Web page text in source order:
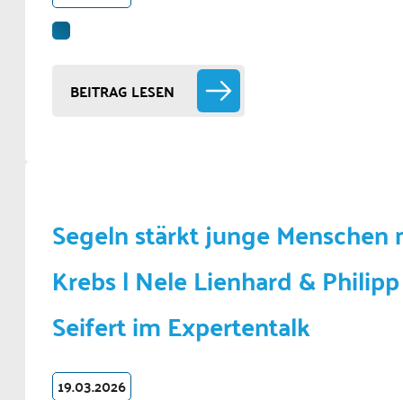
BEITRAG LESEN
Segeln stärkt junge Menschen
Krebs | Nele Lienhard & Philipp
Seifert im Expertentalk
19.03.2026